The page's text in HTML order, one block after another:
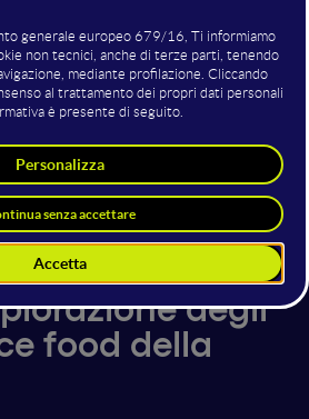
Galella
Agricultural, Food and
Policies
- 14:40
Transformation
e mercati
degli
food della